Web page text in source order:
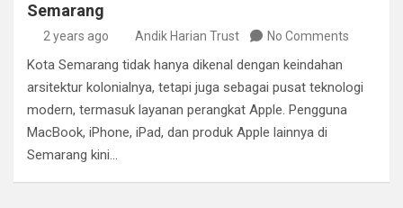
Semarang
2 years ago Andik Harian Trust No Comments
Kota Semarang tidak hanya dikenal dengan keindahan
arsitektur kolonialnya, tetapi juga sebagai pusat teknologi
modern, termasuk layanan perangkat Apple. Pengguna
MacBook, iPhone, iPad, dan produk Apple lainnya di
Semarang kini…